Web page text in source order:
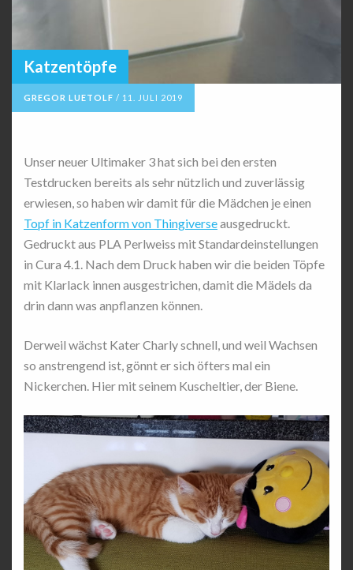
Katzentöpfe
GREGOR LUETOLF / 11. JULI 2019
Unser neuer Ultimaker 3 hat sich bei den ersten
Testdrucken bereits als sehr nützlich und zuverlässig
erwiesen, so haben wir damit für die Mädchen je einen
Topf in Katzenform von Thingiverseausgedruckt.
Gedruckt aus PLA Perlweiss mit Standardeinstellungen
in Cura 4.1. Nach dem Druck haben wir die beiden Töpfe
mit Klarlack innen ausgestrichen, damit die Mädels da
drin dann was anpflanzen können.
Derweil wächst Kater Charly schnell, und weil Wachsen
so anstrengend ist, gönnt er sich öfters mal ein
Nickerchen. Hier mit seinem Kuscheltier, der Biene.